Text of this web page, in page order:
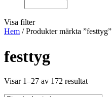
Visa filter
Hem / Produkter märkta ”festtyg”
festtyg
Visar 1–27 av 172 resultat